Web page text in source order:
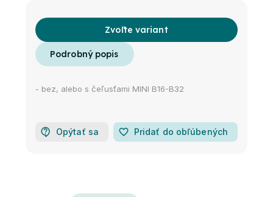
Zvoľte variant
- bez, alebo s čeľusťami MINI B16-B32
Opýtať sa favorite_border Pridať do obľúbených